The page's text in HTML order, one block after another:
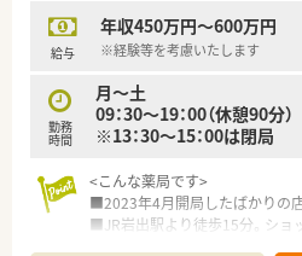
給与
年収450万円～600万円
※経験等を考慮いたします
勤務
時間
月～土
09：30～19：00（休憩90分）
※13：30～15：00は閉局
<こんな薬局です>
■2023年4月開局したばかりの
■JR岩出駅より徒歩15分。ショ